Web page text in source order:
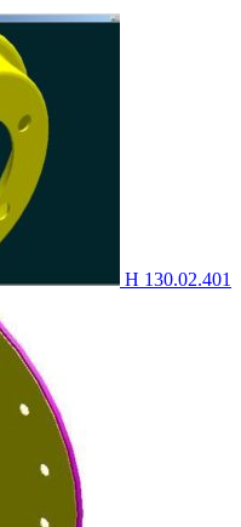
Н 130.02.401